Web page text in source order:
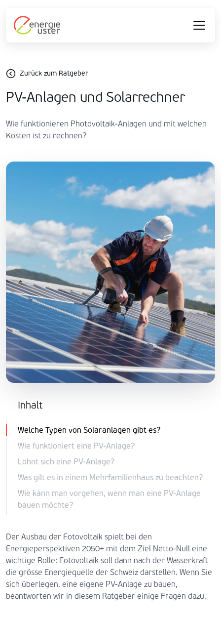
Zurück zum Ratgeber
PV-Anlagen und Solarrechner
Wie funktionieren Photovoltaik-Anlagen und mit welchen
Kosten ist zu rechnen?
Inhalt
Welche Typen von Solaranlagen gibt es?
Wie funktioniert eine PV-Anlage?
Lohnt sich eine PV-Anlage?
Was gilt es in einem Mehrfamilienhaus zu beachten?
Wie kann man vorgehen, wenn man eine PV-Anlage
bauen möchte?
Der Ausbau der Fotovoltaik spielt bei den
Energieperspektiven 2050+ mit dem Ziel Netto-Null eine
wichtige Rolle: Fotovoltaik soll dann nach der Wasserkraft
die grösse Energiequelle der Schweiz darstellen. Wenn Sie
sich überlegen, eine eigene PV-Anlage zu bauen,
beantworten wir in diesem Ratgeber einige Fragen dazu.